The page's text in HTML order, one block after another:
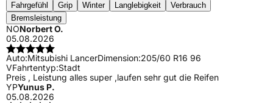
Fahrgefühl
Grip Winter Langlebigkeit
Verbrauch
Bremsleistung
NONorbert O.
05.08.2026
Auto:Mitsubishi LancerDimension:205/60 R16 96
VFahrtentyp:Stadt
Preis , Leistung alles super ,laufen sehr gut die Reifen
YPYunus P.
05.08.2026